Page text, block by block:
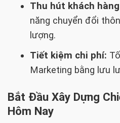
Thu hút khách
năng chuyển đổi
lượng.
Tiết kiệm chi phí:
Marketing bằng lưu
Bắt Đầu Xây Dựng
Hôm Nay